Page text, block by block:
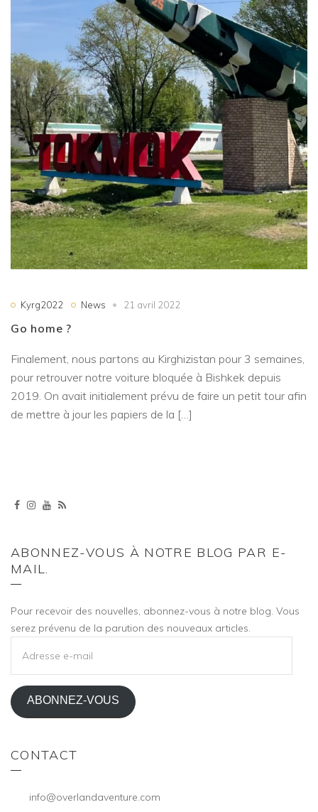
Kyrg2022 News 21 avril 2022
Go home ?
Finalement, nous partons au Kirghizistan pour 3 semaines,
pour retrouver notre voiture bloquée à Bishkek depuis
2019. On avait initialement prévu de faire un petit tour afin
de mettre à jour les papiers de la […]
ABONNEZ-VOUS À NOTRE BLOG PAR E-
MAIL.
Pour recevoir des nouvelles, abonnez-vous à notre blog. Vous
serez prévenu de la parution des nouveaux articles.
MAIL
ABONNEZ-VOUS
CONTACT
info@overlandaventure.com